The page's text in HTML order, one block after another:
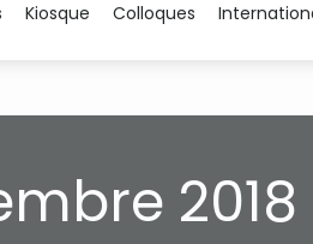
Kiosque Colloques
2018